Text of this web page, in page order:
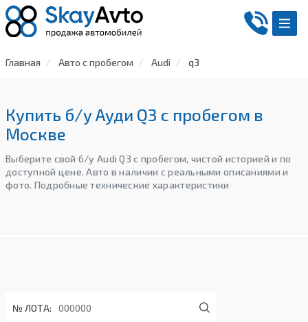
Главная Авто с пробегом Audi q3
Купить б/у Ауди Q3 с пробегом в
Москве
Выберите свой б/у Audi Q3 с пробегом, чистой историей и по
доступной цене. Авто в наличии с реальными описаниями и
фото. Подробные технические характеристики
№ ЛОТА: